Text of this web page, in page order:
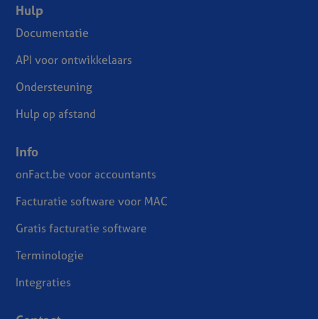
Hulp
Documentatie
API voor ontwikkelaars
Ondersteuning
Hulp op afstand
Info
onFact.be voor accountants
Facturatie software voor MAC
Gratis facturatie software
Terminologie
Integraties